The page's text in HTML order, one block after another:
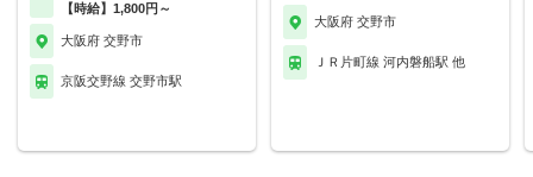
【時給】1,800円～
大阪府 交野市
京阪交野線 交野市駅
大阪府 交野市
ＪＲ片町線 河内磐船駅 他